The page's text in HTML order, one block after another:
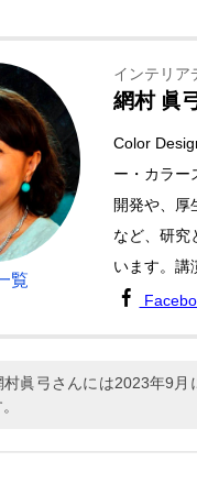
覧
インテリア
網村 眞
Color
ー・カラー
開発や、厚
など、研究
います。講
村眞弓さんには2023年9